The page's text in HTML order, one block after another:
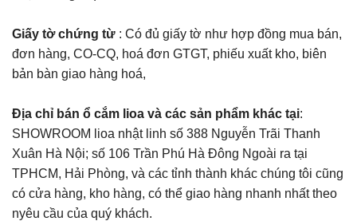
Giấy tờ chứng từ : Có đủ giấy tờ như hợp đồng mua bán,
đơn hàng, CO-CQ, hoá đơn GTGT, phiếu xuất kho, biên
bản bàn giao hàng hoá,
Địa chỉ bán ổ cắm lioa và các sản phẩm khác tại:
SHOWROOM lioa nhật linh số 388 Nguyễn Trãi Thanh
Xuân Hà Nội; số 106 Trần Phú Hà Đông Ngoài ra tại
TPHCM, Hải Phòng, và các tỉnh thành khác chúng tôi cũng
có cửa hàng, kho hàng, có thể giao hàng nhanh nhất theo
nyêu cầu của quý khách.